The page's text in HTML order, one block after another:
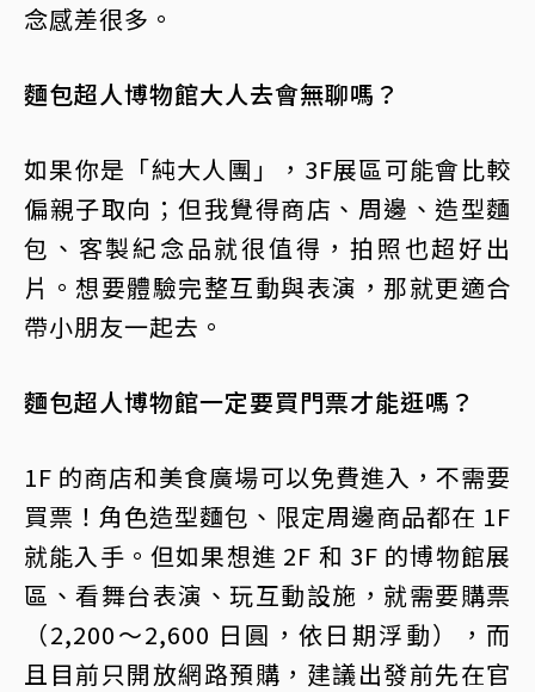
念感差很多。
麵包超人博物館大人去會無聊嗎？
如果你是「純大人團」，3F展區可能會比較
偏親子取向；但我覺得商店、周邊、造型麵
包、客製紀念品就很值得，拍照也超好出
片。想要體驗完整互動與表演，那就更適合
帶小朋友一起去。
麵包超人博物館一定要買門票才能逛嗎？
1F 的商店和美食廣場可以免費進入，不需要
買票！角色造型麵包、限定周邊商品都在 1F
就能入手。但如果想進 2F 和 3F 的博物館展
區、看舞台表演、玩互動設施，就需要購票
（2,200～2,600 日圓，依日期浮動），而
且目前只開放網路預購，建議出發前先在官